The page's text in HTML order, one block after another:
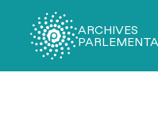
ARCHIVES